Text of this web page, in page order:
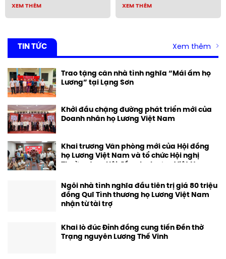
XEM THÊM
thời kỳ mới
XEM THÊM
TIN TỨC Xem thêm
Trao tặng căn nhà tình nghĩa “Mái ấm họ
Lương” tại Lạng Sơn
Khởi đầu chặng đường phát triển mới của
Doanh nhân họ Lương Việt Nam
Khai trương Văn phòng mới của Hội đồng
họ Lương Việt Nam và tổ chức Hội nghị
Ngôi nhà tình nghĩa đầu tiên trị giá 80 triệu
đồng Quĩ Tình thương họ Lương Việt Nam
nhận từ tài trợ
Khai lò đúc Đỉnh đồng cung tiến Đền thờ
Trạng nguyên Lương Thế Vinh